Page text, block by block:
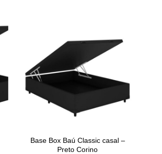
Base Box Baú Classic casal –
Preto Corino